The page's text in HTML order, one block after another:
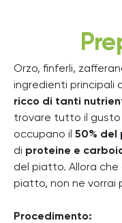
Orzo, finferli,
ingredienti principali
ricco di tanti
trovare tutto il
occupano il 50%
di proteine e
del piatto. Allora
piatto, non ne vorrai
Procedimento: